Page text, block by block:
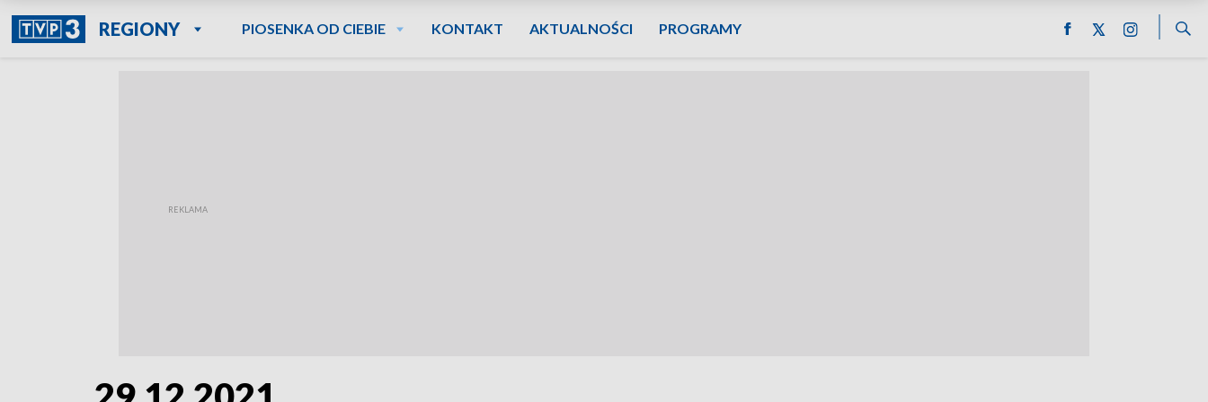
REGIONY PIOSENKA OD CIEBIE KONTAKT AKTUALNOŚCI PROGRAMY